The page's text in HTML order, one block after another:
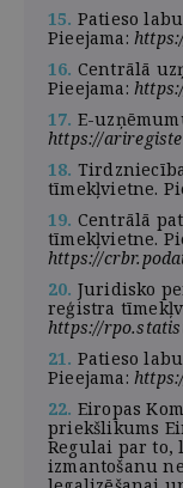
15. Patieso
Pieejama:
16. Centrālā
Pieejama:
17. E-
https://
18.
tīmekļvietne.
19. Centrālā
tīmekļvietne.
https://
20. Juridisko
reģistra
https://
21. Patieso
Pieejama:
22. Eiropas
priekšlikums
Regulai par to,
izmantošanu